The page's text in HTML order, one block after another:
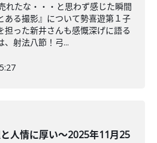
れたな・・・と思わず感じた瞬間
ある撮影』について勢喜遊第１子
担った新井さんも感慨深げに語る
、射法八節！弓...
人情に厚い～2025年11月25